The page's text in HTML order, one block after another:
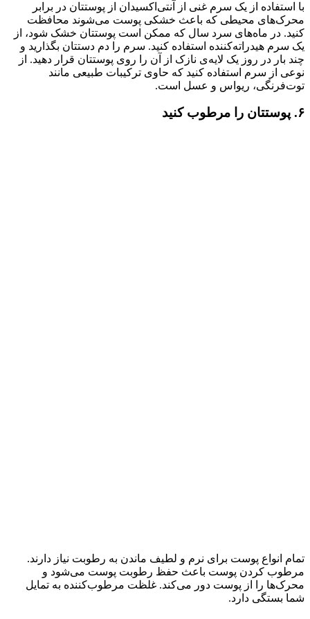
با استفاده از یک سرم غنی از آنتی‌اکسیدان از پوستتان در برابر
محرک‌های محیطی که باعث خشکی پوست می‌شوند محافظت
کنید. در ماه‌های سرد سال که ممکن است پوستتان خشک شود، از
یک سرم هیدراته‌کننده استفاده کنید. سرم را دم دستتان بگذارید و
چند بار در روز یک لایه‌ی نازک از آن را روی پوستتان قرار دهید. از
نوعی از سرم استفاده کنید که حاوی ترکیبات طبیعی مانند
توت‌فرنگی، ریواس و عسل است.
۶. پوستتان را مرطوب کنید
تمام انواع پوست برای نرم و لطیف ماندن به رطوبت نیاز دارند.
مرطوب کردن پوست باعث حفظ رطوبت پوست می‌شود و
محرک‌ها را از پوست دور می‌کند. غلظت مرطوب‌کننده به تمایل
شما بستگی دارد.